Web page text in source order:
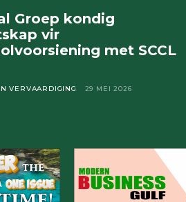
Groep kondig
vir
met SCCL
VERVAARDIGING 29 MEI 2026